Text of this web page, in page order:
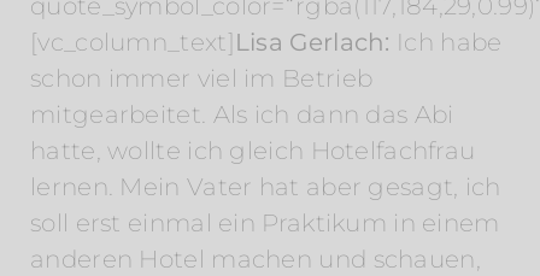
[vc_column_text] Lisa Gerlach: Ich habe
schon immer viel im Betrieb
mitgearbeitet. Als ich dann das Abi
hatte, wollte ich gleich Hotelfachfrau
lernen. Mein Vater hat aber gesagt, ich
soll erst einmal ein Praktikum in einem
anderen Hotel machen und schauen,